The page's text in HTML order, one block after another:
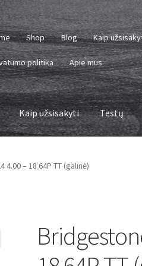
Shop Blog Kaip
politika Apie mus
Kaip užsisakyti Testų
4.00 – 18 64P TT (galinė)